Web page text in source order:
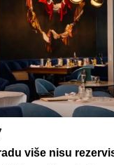
više nisu